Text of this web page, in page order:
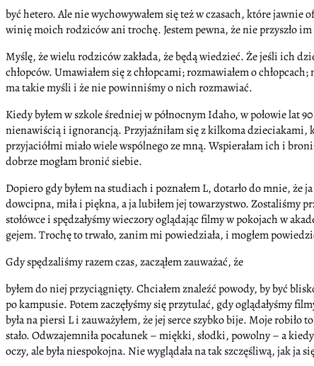
być hetero. Ale nie wychowywałem się też w czasach, które
winię moich rodziców ani trochę. Jestem pewna, że nie przyszło
Myślę, że wielu rodziców zakłada, że będą wiedzieć. Że jeśli ich
chłopców. Umawiałem się z chłopcami; rozmawiałem o
ma takie myśli i że nie powinniśmy o nich rozmawiać.
Kiedy byłem w szkole średniej w północnym Idaho, w połowie
nienawiścią i ignorancją. Przyjaźniłam się z kilkoma dzieciakami,
przyjaciółmi miało wiele wspólnego ze mną. Wspierałam ich i
dobrze mogłam bronić siebie.
Dopiero gdy byłem na studiach i poznałem L, dotarło do mnie,
dowcipna, miła i piękna, a ja lubiłem jej towarzystwo. Zostaliśmy
stołówce i spędzałyśmy wieczory oglądając filmy w pokojach w
gejem. Trochę to trwało, zanim mi powiedziała, i mogłem
Gdy spędzaliśmy razem czas, zacząłem zauważać, że
byłem do niej przyciągnięty. Chciałem znaleźć powody, by być
po kampusie. Potem zaczęłyśmy się przytulać, gdy oglądałyśmy
była na piersi L i zauważyłem, że jej serce szybko bije. Moje
stało. Odwzajemniła pocałunek – miękki, słodki, powolny – a
oczy, ale była niespokojna. Nie wyglądała na tak szczęśliwą, jak ja